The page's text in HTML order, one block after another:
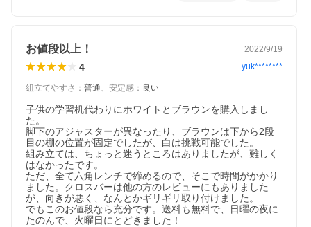
お値段以上！ 2022/9/19
4 yuk********
組立てやすさ ： 普通、 安定感 ： 良い
子供の学習机代わりにホワイトとブラウンを購入しまし
た。
脚下のアジャスターが異なったり、ブラウンは下から2段
目の棚の位置が固定でしたが、白は挑戦可能でした。
組み立ては、ちょっと迷うところはありましたが、難しく
はなかったです。
ただ、全て六角レンチで締めるので、そこで時間がかかり
ました。クロスバーは他の方のレビューにもありました
が、向きが悪く、なんとかギリギリ取り付けました。
でもこのお値段なら充分です。送料も無料で、日曜の夜に
たのんで、火曜日にとどきました！